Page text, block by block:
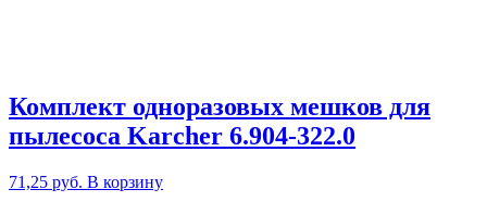
Комплект одноразовых мешков для
пылесоса Karcher 6.904-322.0
71,25 руб. В корзину